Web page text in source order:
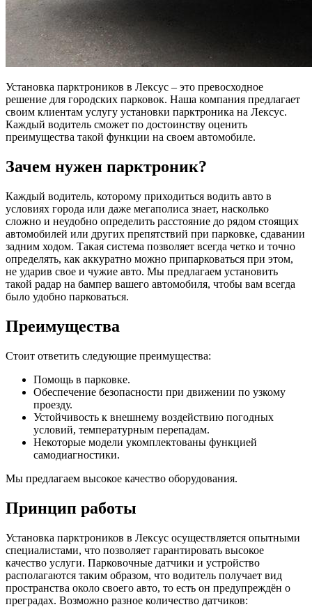
Установка парктроников в Лексус – это превосходное
решение для городских парковок. Наша компания предлагает
своим клиентам услугу установки парктроника на Лексус.
Каждый водитель сможет по достоинству оценить
преимущества такой функции на своем автомобиле.
Зачем нужен парктроник?
Каждый водитель, которому приходиться водить авто в
условиях города или даже мегаполиса знает, насколько
сложно и неудобно определить расстояние до рядом стоящих
автомобилей или других препятствий при парковке, сдавании
задним ходом. Такая система позволяет всегда четко и точно
определять, как аккуратно можно припарковаться при этом,
не ударив свое и чужие авто. Мы предлагаем установить
такой радар на бампер вашего автомобиля, чтобы вам всегда
было удобно парковаться.
Преимущества
Стоит ответить следующие преимущества:
Помощь в парковке.
Обеспечение безопасности при движении по узкому
проезду.
Устойчивость к внешнему воздействию погодных
условий, температурным перепадам.
Некоторые модели укомплектованы функцией
самодиагностики.
Мы предлагаем высокое качество оборудования.
Принцип работы
Установка парктроников в Лексус осуществляется опытными
специалистами, что позволяет гарантировать высокое
качество услуги. Парковочные датчики и устройство
располагаются таким образом, что водитель получает вид
пространства около своего авто, то есть он предупреждён о
преградах. Возможно разное количество датчиков: